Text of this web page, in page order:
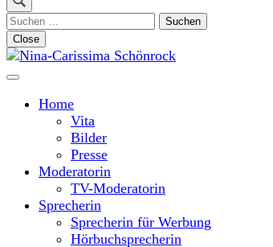
Suchen
nach:
Close
Nina-Carissima Schönrock
Home
Vita
Bilder
Presse
Moderatorin
TV-Moderatorin
Sprecherin
Sprecherin für Werbung
Hörbuchsprecherin